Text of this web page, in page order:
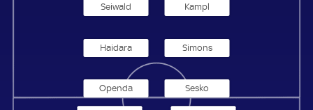
Seiwald Kampl
Haidara Simons
Openda Sesko